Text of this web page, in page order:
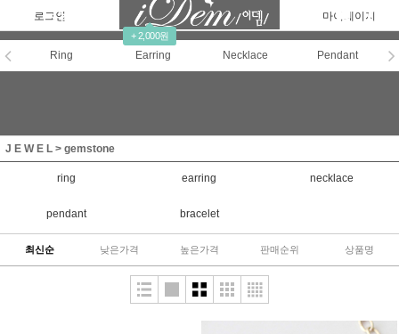
로그인 회원가입
+ 2,000원
주문조회 마이페이지
Ring Earring Necklace Pendant
J E W E L > gemstone
ring earring necklace
pendant bracelet
최신순 낮은가격 높은가격 판매순위 상품명